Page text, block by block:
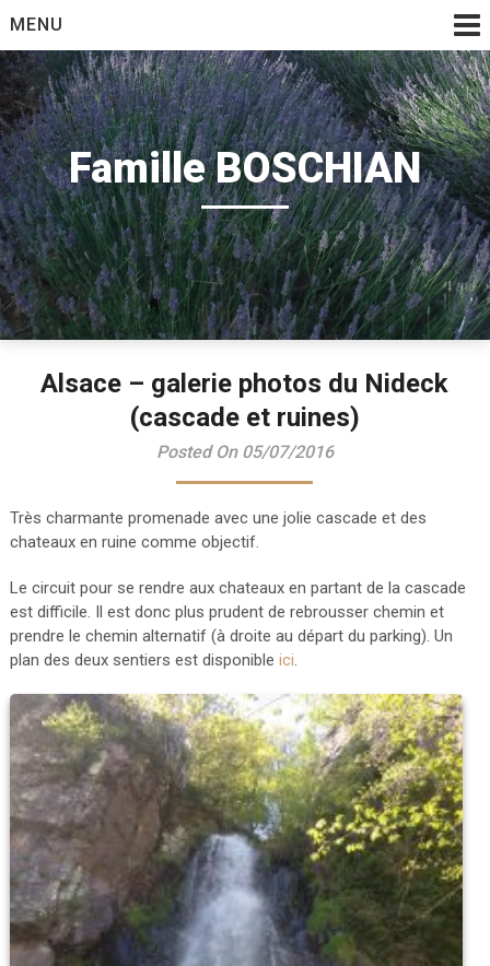
to
content
MENU
Famille BOSCHIAN
Alsace – galerie photos du Nideck
(cascade et ruines)
Posted On 05/07/2016
Très charmante promenade avec une jolie cascade et des
chateaux en ruine comme objectif.
Le circuit pour se rendre aux chateaux en partant de la cascade
est difficile. Il est donc plus prudent de rebrousser chemin et
prendre le chemin alternatif (à droite au départ du parking). Un
plan des deux sentiers est disponible ici.